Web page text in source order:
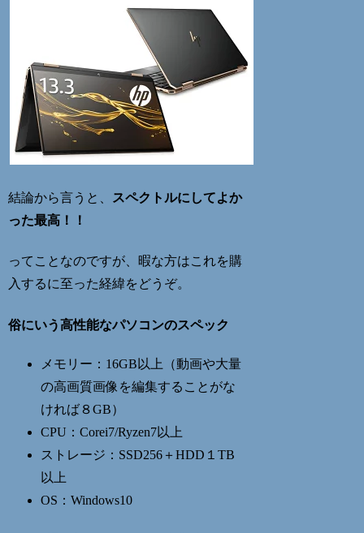
結論から言うと、
スペクトルにしてよか
った最高！！
ってことなのですが、暇な方はこれを購
入するに至った経緯をどうぞ。
俗にいう高性能なパソコンのスペック
メモリー：16GB以上（動画や大量
の高画質画像を編集することがな
ければ８GB）
CPU：Corei7/Ryzen7以上
ストレージ：SSD256＋HDD１TB
以上
OS：Windows10